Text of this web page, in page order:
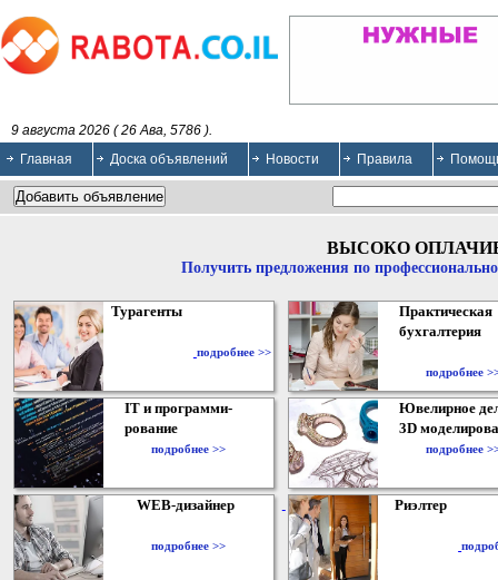
9 августа 2026 ( 26 Ава, 5786 ).
Главная
Доска объявлений Новости Правила
ВЫСОКО
Получить предложения по
Турагенты
подробнее >>
Практическая
бухгалтерия
подробнее
IT и программи-
рование
подробнее >>
Ювелирное
3D
подробнее
WEB-дизайнер
подробнее >>
Риэлтер